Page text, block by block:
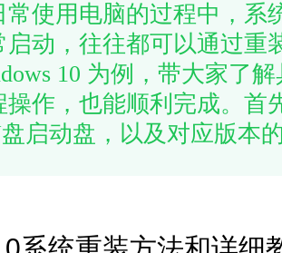
常使用电脑的过程中，系
启动，往往都可以通过重
10 为例，带大家了
操作，也能顺利完成。首
启动盘，以及对应版本